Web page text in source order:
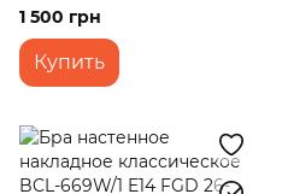
белым LK-708T/1 E27 BK+FG
1 500 грн
Купить